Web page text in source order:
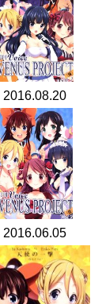
2016.08.20
2016.06.05